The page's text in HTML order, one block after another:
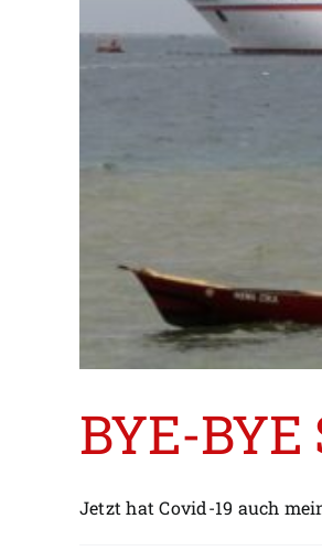
BYE-
Jetzt hat Covid-19 auch